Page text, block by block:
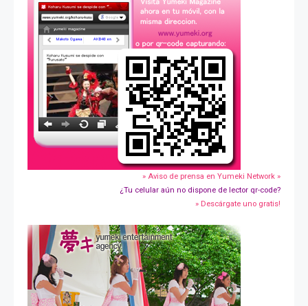
» Aviso de prensa en Yumeki Network »
¿Tu celular aún no dispone de lector qr-code?
» Descárgate uno gratis!